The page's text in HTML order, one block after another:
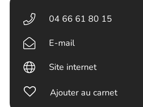
04 66 61 80 15
E-mail
Site internet
Ajouter au carnet